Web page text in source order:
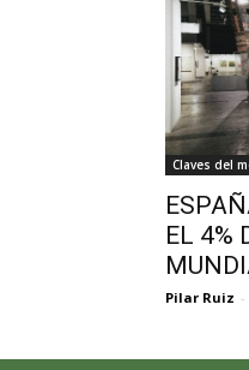
Claves del
EL 4%
Pilar Ruiz -